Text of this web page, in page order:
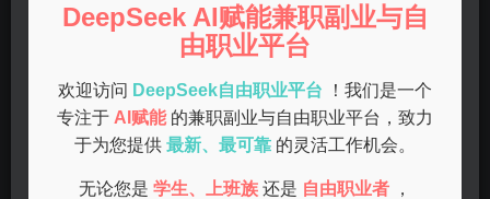
在如今的互联网时代，网上兼职已成为许多人增加收入的一
种手段。随着兼职机会的增多，骗局也层出不穷。为了帮助
大家安全地在家做网上兼职，下面汇总了一些有效的方法，
教你如何避开陷阱。
了解兼职类型
DeepSeek AI赋能兼职副业与自
由职业平台
欢迎访问 DeepSeek自由职业平台
！我们是一个
专注于 AI赋能 的兼职副业与自由职业平台，致力
于为您提供 最新、最可靠 的灵活工作机会。
无论您是 学生、上班族 还是 自由职业者
，